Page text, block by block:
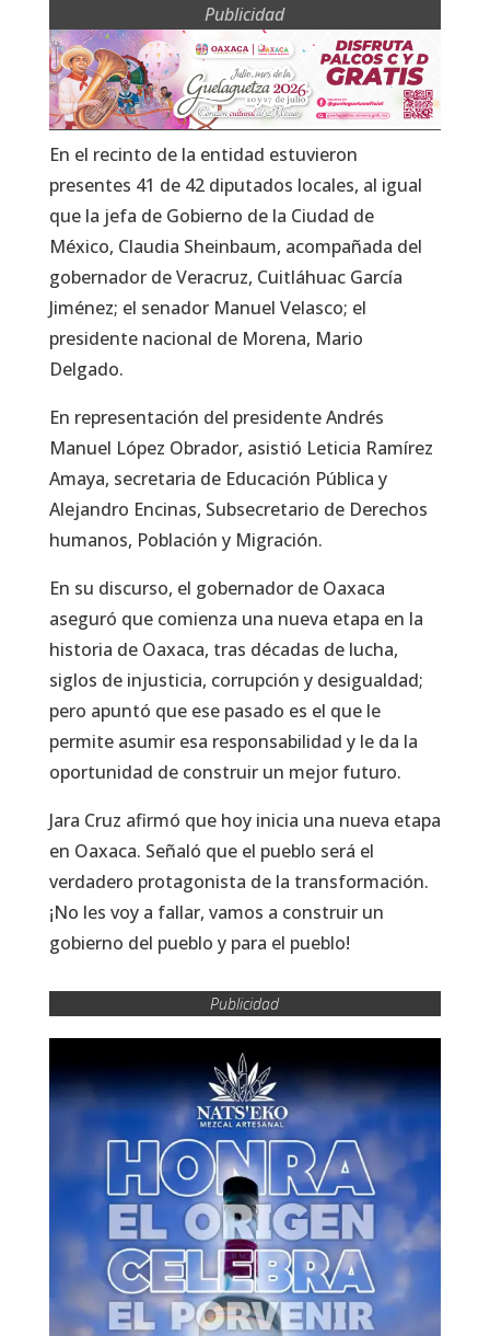
Publicidad
En el recinto de la entidad estuvieron
presentes 41 de 42 diputados locales, al igual
que la jefa de Gobierno de la Ciudad de
México, Claudia Sheinbaum, acompañada del
gobernador de Veracruz, Cuitláhuac García
Jiménez; el senador Manuel Velasco; el
presidente nacional de Morena, Mario
Delgado.
En representación del presidente Andrés
Manuel López Obrador, asistió Leticia Ramírez
Amaya, secretaria de Educación Pública y
Alejandro Encinas, Subsecretario de Derechos
humanos, Población y Migración.
En su discurso, el gobernador de Oaxaca
aseguró que comienza una nueva etapa en la
historia de Oaxaca, tras décadas de lucha,
siglos de injusticia, corrupción y desigualdad;
pero apuntó que ese pasado es el que le
permite asumir esa responsabilidad y le da la
oportunidad de construir un mejor futuro.
Jara Cruz afirmó que hoy inicia una nueva etapa
en Oaxaca. Señaló que el pueblo será el
verdadero protagonista de la transformación.
¡No les voy a fallar, vamos a construir un
gobierno del pueblo y para el pueblo!
Publicidad